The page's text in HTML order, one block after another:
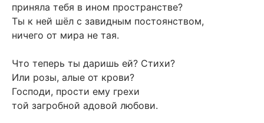
приняла тебя в ином пространстве?
Ты к ней шёл с завидным постоянством,
ничего от мира не тая.
Что теперь ты даришь ей? Стихи?
Или розы, алые от крови?
Господи, прости ему грехи
той загробной адовой любови.